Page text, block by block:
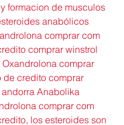
formacion de musculos
anabólicos
comprar com
comprar winstrol
comprar
de credito comprar
Anabolika
comprar com
los esteroides son